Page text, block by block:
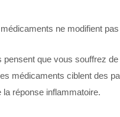
ne modifient pas
pensent que vous souffrez
médicaments ciblent des
la réponse inflammatoire.